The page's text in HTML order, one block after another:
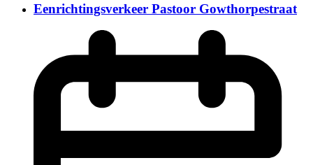
Eenrichtingsverkeer Pastoor Gowthorpestraat